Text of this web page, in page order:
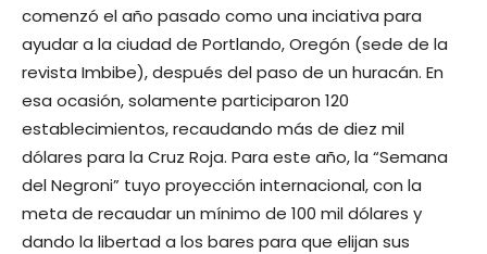
comenzó el año pasado como una inciativa para
ayudar a la ciudad de Portlando, Oregón (sede de la
revista Imbibe), después del paso de un huracán. En
esa ocasión, solamente participaron 120
establecimientos, recaudando más de diez mil
dólares para la Cruz Roja. Para este año, la “Semana
del Negroni” tuyo proyección internacional, con la
meta de recaudar un mínimo de 100 mil dólares y
dando la libertad a los bares para que elijan sus